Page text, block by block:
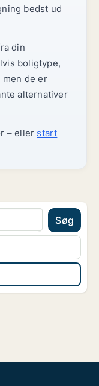
bedst ud
din
boligtype,
de er
alternativer
– eller start
Søg